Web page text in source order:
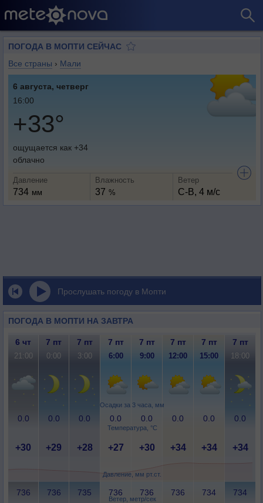
ПОГОДА В МОПТИ СЕЙЧАС
Все страны › Мали
6 августа, четверг
16:00
+33°
ощущается как +34
облачно
Давление
734 мм
Влажность
37 %
Ветер
С-В, 4 м/с
Прослушать погоду в Мопти
ПОГОДА В МОПТИ НА ЗАВТРА
Осадки за 3 часа, мм
Температура, °C
Давление, мм рт.ст.
Ветер, метр/сек
6 чт 7 пт 7 пт 7 пт 7 пт 7 пт 7 пт 7 пт
21:00 0:00 3:00 6:00 9:00 12:00 15:00 18:00
0.0 0.0 0.0 0.0 0.0 0.0 0.0 0.0
+30 +29 +28 +27 +30 +34 +34 +34
736 736 735 736 736 736 734 734